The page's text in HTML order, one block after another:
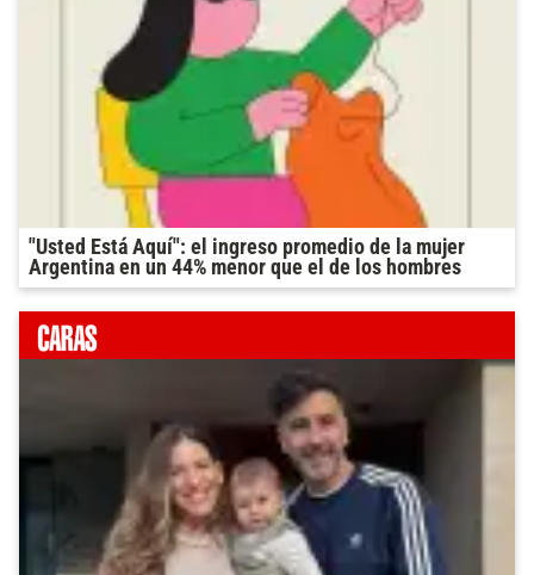
"Usted Está Aquí": el ingreso promedio de la mujer
Argentina en un 44% menor que el de los hombres